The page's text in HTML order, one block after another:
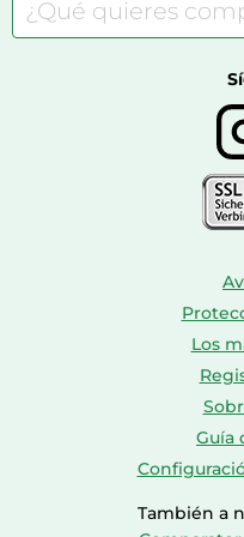
Comida para perros
Farmacia veterinaria
Bolsos y maletas
Los
Guía
También a